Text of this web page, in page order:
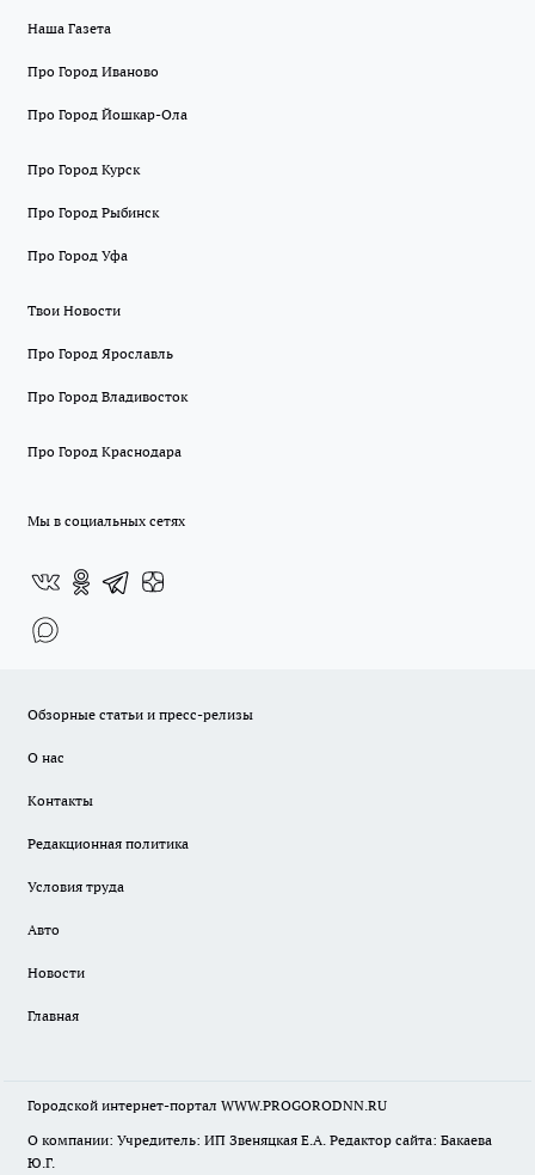
Наша Газета
Про Город Иваново
Про Город Йошкар-Ола
Про Город Курск
Про Город Рыбинск
Про Город Уфа
Твои Новости
Про Город Ярославль
Про Город Владивосток
Про Город Краснодара
Мы в социальных сетях
Обзорные статьи и пресс-релизы
О нас
Контакты
Редакционная политика
Условия труда
Авто
Новости
Главная
Городской интернет-портал WWW.PROGORODNN.RU
О компании: Учредитель: ИП Звеняцкая Е.А. Редактор сайта: Бакаева
Ю.Г.